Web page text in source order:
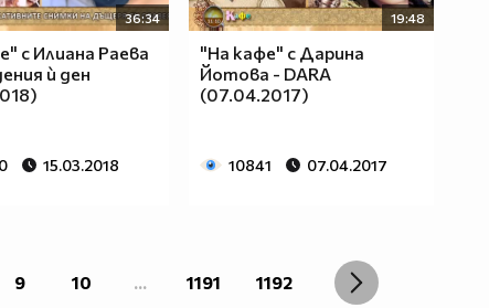
36:34
с Илиана Раева
ѝ ден
15.03.2018
19:48
"На кафе" с Дарина
Йотова - DARA
(07.04.2017)
10841 07.04.2017
9 10 ... 1191 1192